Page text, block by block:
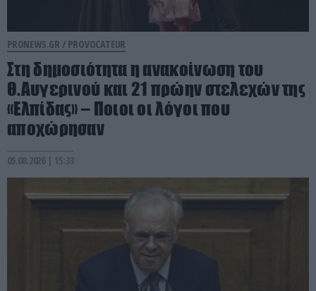
PRONEWS.GR / PROVOCATEUR
Στη δημοσιότητα η ανακοίνωση του
Θ.Αυγερινού και 21 πρώην στελεχών της
«Ελπίδας» – Ποιοι οι λόγοι που
αποχώρησαν
05.08.2026 | 15:33